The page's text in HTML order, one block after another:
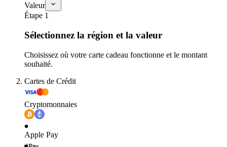
Valeur
Étape 1
Sélectionnez la région et la valeur
Choisissez où votre carte cadeau fonctionne et le montant
souhaité.
Cartes de Crédit
Cryptomonnaies
Apple Pay